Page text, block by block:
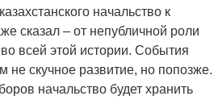
начальство к
сказал – от непубличной роли
всей этой истории. События
не скучное развитие, но попозже.
начальство будет хранить